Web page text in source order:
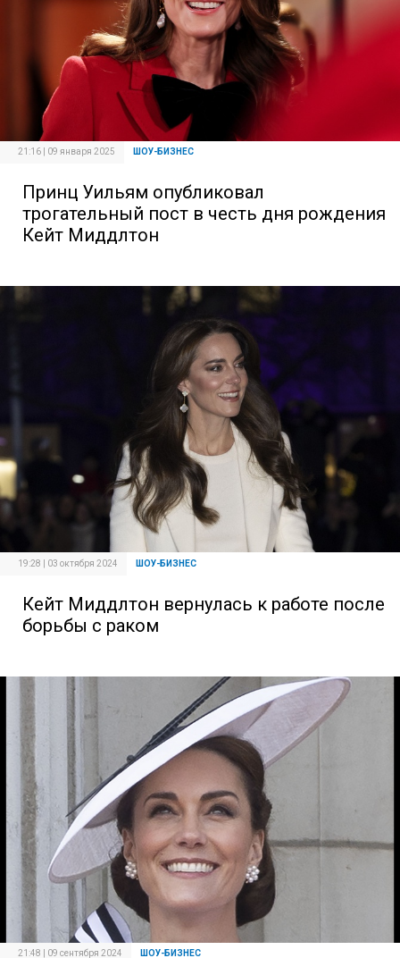
21:16 | 09 января 2025 ШОУ-БИЗНЕС
Принц Уильям опубликовал
трогательный пост в честь дня рождения
Кейт Миддлтон
19:28 | 03 октября 2024 ШОУ-БИЗНЕС
Кейт Миддлтон вернулась к работе после
борьбы с раком
21:48 | 09 сентября 2024 ШОУ-БИЗНЕС